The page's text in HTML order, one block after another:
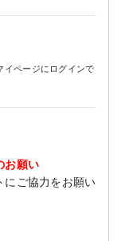
イページにログインで
お願い
にご協力をお願い